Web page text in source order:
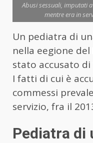
Abusi sessuali, imputati
mentre era in
Un pediatra di
nella eegione
stato accusato di
I fatti di cui è
commessi
servizio, fra il
Pediatra di